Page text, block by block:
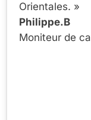
Orientales. »
Philippe.B
Moniteur de